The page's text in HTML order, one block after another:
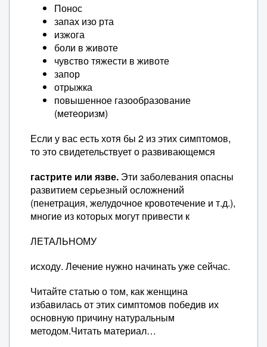
Понос
запах изо рта
изжога
боли в животе
чувство тяжести в животе
запор
отрыжка
повышенное газообразование
(метеоризм)
Если у вас есть хотя бы 2 из этих симптомов,
то это свидетельствует о развивающемся
гастрите или язве. Эти заболевания опасны
развитием серьезный осложнений
(пенетрация, желудочное кровотечение и т.д.),
многие из которых могут привести к
ЛЕТАЛЬНОМУ
исходу. Лечение нужно начинать уже сейчас.
Читайте статью о том, как женщина
избавилась от этих симптомов победив их
основную причину натуральным
методом.Читать материал…